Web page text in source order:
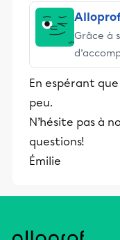
Grâce à
et leurs
En espérant
peu.
N’hésite pas à
questions!
Émilie